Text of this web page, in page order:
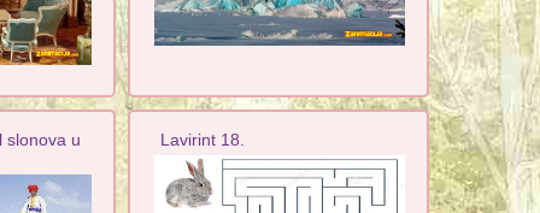
slonova u Lavirint 18.